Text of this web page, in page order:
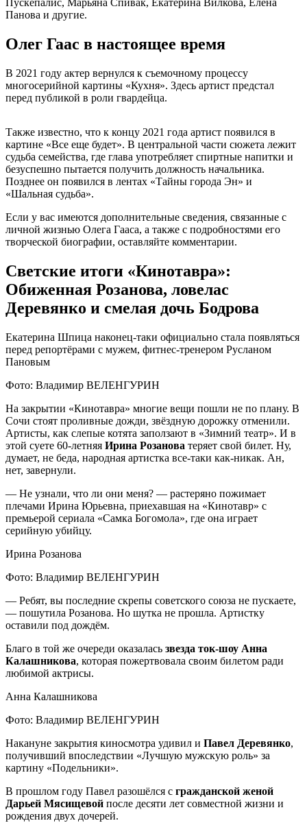
Пускепалис, Марьяна Спивак, Екатерина Вилкова, Елена
Панова и другие.
Олег Гаас в настоящее время
В 2021 году актер вернулся к съемочному процессу
многосерийной картины «Кухня». Здесь артист предстал
перед публикой в роли гвардейца.
Также известно, что к концу 2021 года артист появился в
картине «Все еще будет». В центральной части сюжета лежит
судьба семейства, где глава употребляет спиртные напитки и
безуспешно пытается получить должность начальника.
Позднее он появился в лентах «Тайны города Эн» и
«Шальная судьба».
Если у вас имеются дополнительные сведения, связанные с
личной жизнью Олега Гааса, а также с подробностями его
творческой биографии, оставляйте комментарии.
Светские итоги «Кинотавра»:
Обиженная Розанова, ловелас
Деревянко и смелая дочь Бодрова
Екатерина Шпица наконец-таки официально стала появляться
перед репортёрами с мужем, фитнес-тренером Русланом
Пановым
Фото: Владимир ВЕЛЕНГУРИН
На закрытии «Кинотавра» многие вещи пошли не по плану. В
Сочи стоят проливные дожди, звёздную дорожку отменили.
Артисты, как слепые котята заползают в «Зимний театр». И в
этой суете 60-летняя Ирина Розанова теряет свой билет. Ну,
думает, не беда, народная артистка все-таки как-никак. Ан,
нет, завернули.
— Не узнали, что ли они меня? — растеряно пожимает
плечами Ирина Юрьевна, приехавшая на «Кинотавр» с
премьерой сериала «Самка Богомола», где она играет
серийную убийцу.
Ирина Розанова
Фото: Владимир ВЕЛЕНГУРИН
— Ребят, вы последние скрепы советского союза не пускаете,
— пошутила Розанова. Но шутка не прошла. Артистку
оставили под дождём.
Благо в той же очереди оказалась звезда ток-шоу Анна
Калашникова, которая пожертвовала своим билетом ради
любимой актрисы.
Анна Калашникова
Фото: Владимир ВЕЛЕНГУРИН
Накануне закрытия киносмотра удивил и Павел Деревянко,
получивший впоследствии «Лучшую мужскую роль» за
картину «Подельники».
В прошлом году Павел разошёлся с гражданской женой
Дарьей Мясищевой после десяти лет совместной жизни и
рождения двух дочерей.